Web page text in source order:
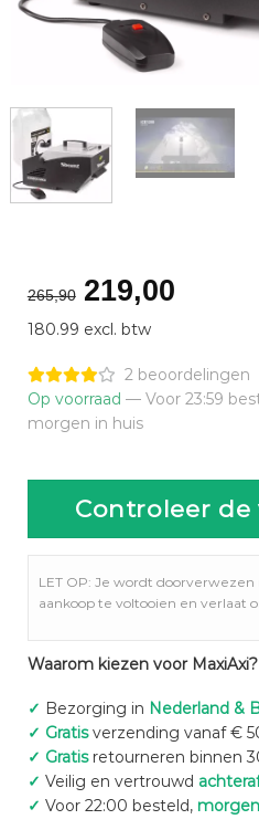
265,90
prijs
was:
€265,90.
219,00
180.99 excl. btw
2 beoordelingen
Op voorraad — Voor 23:59
morgen in huis
Controleer de
LET OP: Je wordt doorverwezen
aankoop te voltooien en verlaat
Waarom kiezen voor MaxiAxi?
✓ Bezorging in Nederland &
✓ Gratisverzending vanaf €
✓ Gratisretourneren binnen
✓ Veilig en vertrouwd
✓ Voor 22:00 besteld, morgen